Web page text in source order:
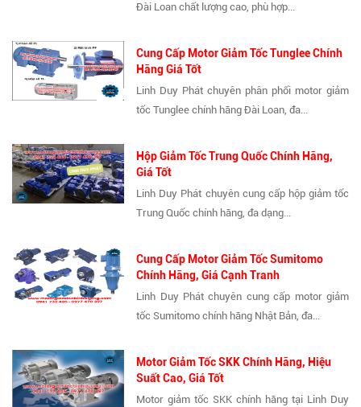
Đài Loan chất lượng cao, phù hợp...
Cung Cấp Motor Giảm Tốc Tunglee Chính
Hãng Giá Tốt
Linh Duy Phát chuyên phân phối motor giảm
tốc Tunglee chính hãng Đài Loan, đa...
Hộp Giảm Tốc Trung Quốc Chính Hãng,
Giá Tốt
Linh Duy Phát chuyên cung cấp hộp giảm tốc
Trung Quốc chính hãng, đa dạng...
Cung Cấp Motor Giảm Tốc Sumitomo
Chính Hãng, Giá Cạnh Tranh
Linh Duy Phát chuyên cung cấp motor giảm
tốc Sumitomo chính hãng Nhật Bản, đa...
Motor Giảm Tốc SKK Chính Hãng, Hiệu
Suất Cao, Giá Tốt
Motor giảm tốc SKK chính hãng tại Linh Duy